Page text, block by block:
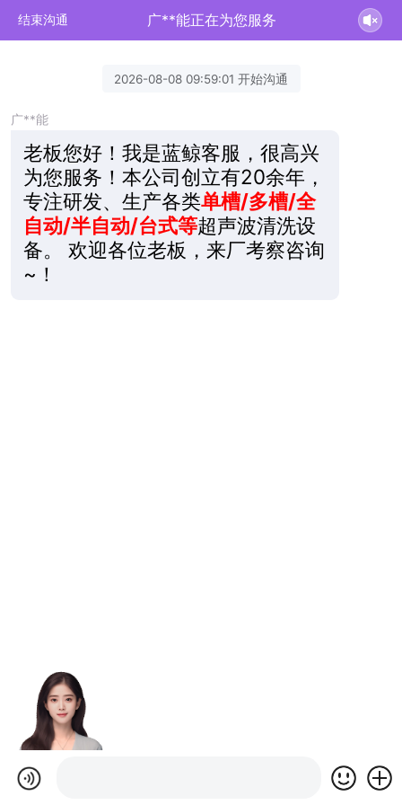
结束沟通 广**能正在为您服务
2026-08-08 09:59:01 开始沟通
广**能
老板您好！我是蓝鲸客服，很高兴
为您服务！本公司创立有20余年，
专注研发、生产各类单槽/多槽/全
自动/半自动/台式等超声波清洗设
备。 欢迎各位老板，来厂考察咨询
~！